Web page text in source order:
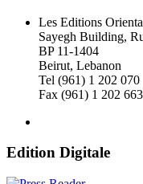
Les Editions
Sayegh Building,
BP 11-1404
Beirut, Lebanon
Tel (961) 1 202 070
Fax (961) 1 202 663
Edition Digitale